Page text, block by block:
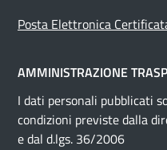
Posta Elettronica
AMMINISTRAZIONE
I dati personali pubblicati
condizioni previste dalla
e dal d.lgs. 36/2006